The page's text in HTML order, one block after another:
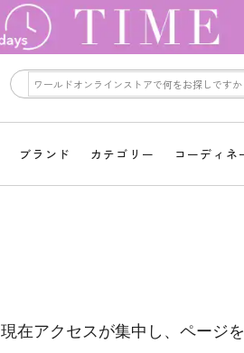
ブランド カテゴリー コーディネ
現在アクセスが集中し、ページ